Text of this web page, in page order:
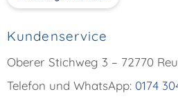
Kundenservice
Oberer Stichweg 3 – 72770
Telefon und WhatsApp: 0174